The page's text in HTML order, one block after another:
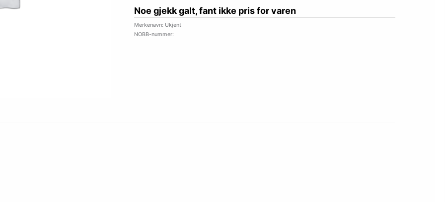
Noe gjekk galt, fant ikke pris for varen
Merkenavn: Ukjent
NOBB-nummer: